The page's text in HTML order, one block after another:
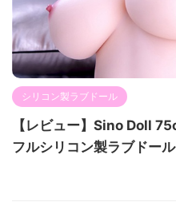
シリコン製ラブドール
【レビュー】Sino Doll
フルシリコン製ラブドー